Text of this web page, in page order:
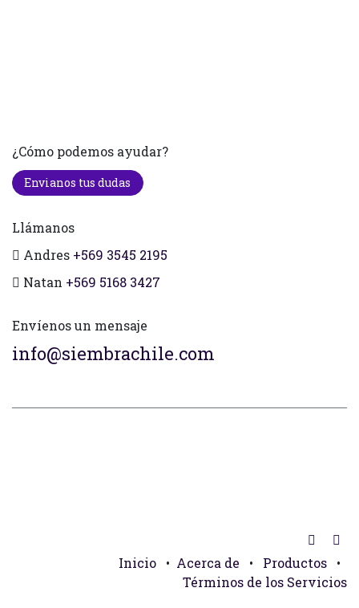
¿Cómo podemos ayudar?
Envianos tus dudas
Llámanos
Andres +569 3545 2195
Natan +569 5168 3427
Envíenos un mensaje
info@siembrachile.com
Inicio • Acerca de • Productos
•
Términos de los Servicios